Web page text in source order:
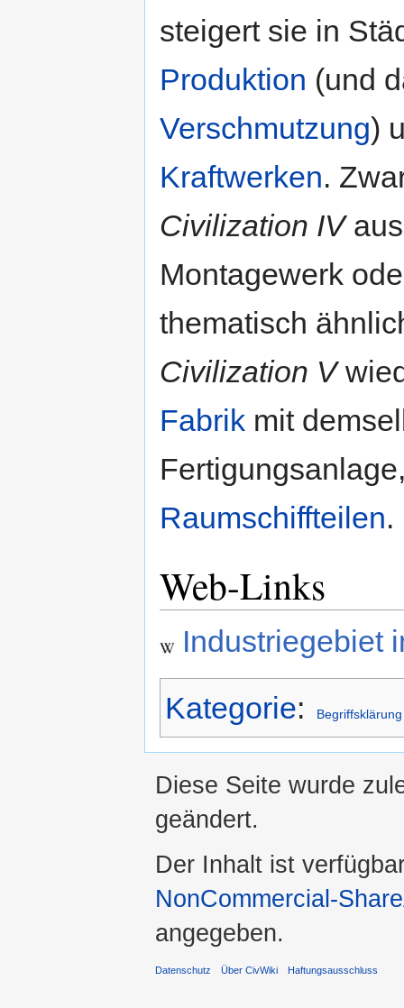
steigert sie in
Produktion (und
Verschmutzung)
Kraftwerken.
Civilization IVaus
Montagewerk
thematisch
Civilization V
Fabrik mit
Raumschiffteilen.
Web-Links
Industriegebiet
Kategorie: Begriffsklärung
Diese Seite wurde
geändert.
Der Inhalt ist
NonCommercial-
angegeben.
Datenschutz Über CivWiki Haftungsausschluss